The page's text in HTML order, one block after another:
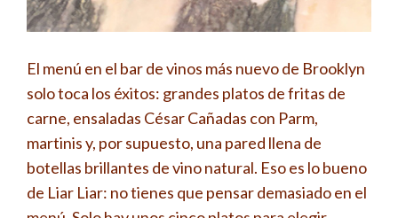
El menú en el bar de vinos más nuevo de Brooklyn
solo toca los éxitos: grandes platos de fritas de
carne, ensaladas César Cañadas con Parm,
martinis y, por supuesto, una pared llena de
botellas brillantes de vino natural. Eso es lo bueno
de Liar Liar: no tienes que pensar demasiado en el